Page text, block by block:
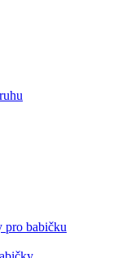
pro babičku